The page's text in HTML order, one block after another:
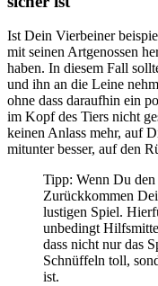
Ist Dein Vierbeiner
mit seinen Artgenossen
haben. In diesem Fall
und ihn an die Leine
ohne dass daraufhin ein
im Kopf des Tiers nicht
keinen Anlass mehr, auf
mitunter besser, auf den
Tipp: Wenn Du
Zurückkommen
lustigen Spiel.
unbedingt
dass nicht nur das
Schnüffeln toll,
ist.